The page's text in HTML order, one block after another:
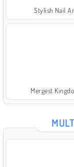
Stylish Nail
Mergest